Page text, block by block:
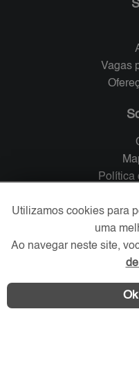
Vagas
Política
Utilizamos cookies para
uma
Ao navegar neste site,